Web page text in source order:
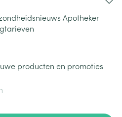
Apotheker
producten en promoties